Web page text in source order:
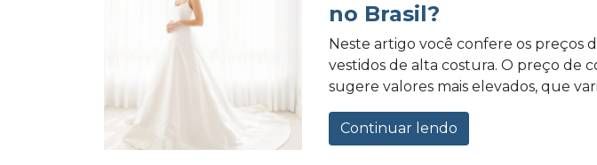
no Brasil?
Neste artigo você confere os preços
vestidos de alta costura. O preço de
sugere valores mais elevados, que
Continuar lendo